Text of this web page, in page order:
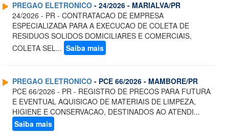
PREGAO ELETRONICO - 24/2026 - MARIALVA/PR
24/2026 - PR - CONTRATACAO DE EMPRESA
ESPECIALIZADA PARA A EXECUCAO DE COLETA DE
RESIDUOS SOLIDOS DOMICILIARES E COMERCIAIS,
COLETA SEL... Saiba mais
PREGAO ELETRONICO - PCE 66/2026 - MAMBORE/PR
PCE 66/2026 - PR - REGISTRO DE PRECOS PARA FUTURA
E EVENTUAL AQUISICAO DE MATERIAIS DE LIMPEZA,
HIGIENE E CONSERVACAO, DESTINADOS AO ATENDI...
Saiba mais